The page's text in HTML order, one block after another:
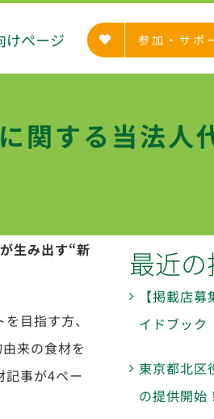
けページ 参加・サポ
関する当法人
生み出す“新
目指す方、
来の食材を
記事が4ペー
最近
【掲載店
イドブック
東京都北区
の提供開始！